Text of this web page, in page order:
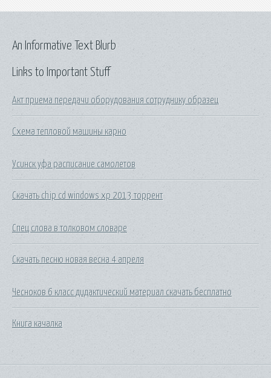
Links to Important Stuff
Акт приема передачи оборудования сотруднику образец
Схема тепловой машины карно
Усинск уфа расписание самолетов
Скачать chip cd windows xp 2013 торрент
Спец слова в толковом словаре
Скачать песню новая весна 4 апреля
Чесноков 6 класс дидактический материал скачать бесплатно
Книга качалка
An Informative Text Blurb